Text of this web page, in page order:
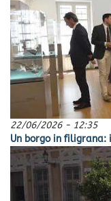
22/06/2026 - 12:35
Un borgo in filigrana: